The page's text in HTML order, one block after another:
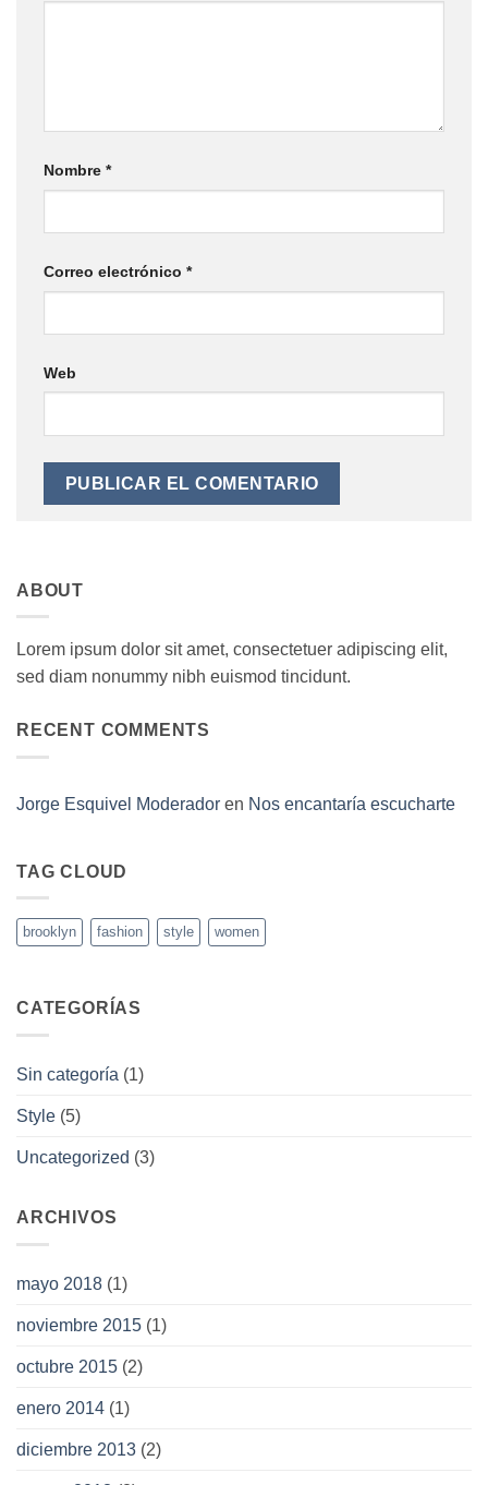
Nombre *
Correo electrónico *
Web
ABOUT
Lorem ipsum dolor sit amet, consectetuer adipiscing elit,
sed diam nonummy nibh euismod tincidunt.
RECENT COMMENTS
Jorge Esquivel Moderador en Nos encantaría escucharte
TAG CLOUD
brooklyn fashion style women
CATEGORÍAS
Sin categoría (1)
Style (5)
Uncategorized (3)
ARCHIVOS
mayo 2018 (1)
noviembre 2015 (1)
octubre 2015 (2)
enero 2014 (1)
diciembre 2013 (2)